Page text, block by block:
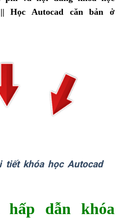
Học Autocad căn bản ở
tiết khóa học Autocad
hấp dẫn khóa